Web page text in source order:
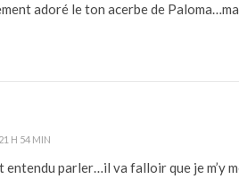
adoré le ton acerbe de
H 54 MIN
entendu parler…il va falloir que je m’y